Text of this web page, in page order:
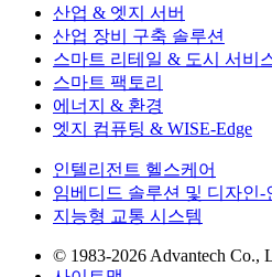
산업 & 엣지 서버
산업 장비 구축 솔루션
스마트 리테일 & 도시 서비
스마트 팩토리
에너지 & 환경
엣지 컴퓨팅 & WISE-Edge
인텔리전트 헬스케어
임베디드 솔루션 및 디자인-
지능형 교통 시스템
© 1983-2026 Advantech Co.,